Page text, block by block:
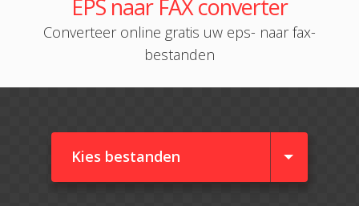
EPS naar FAX converter
Converteer online gratis uw eps- naar fax-
bestanden
Kies bestanden